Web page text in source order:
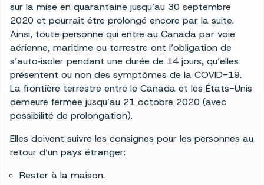
sur la mise en quarantaine jusqu’au 30 septembre
2020 et pourrait être prolongé encore par la suite.
Ainsi, toute personne qui entre au Canada par voie
aérienne, maritime ou terrestre ont l’obligation de
s’auto‑isoler pendant une durée de 14 jours, qu’elles
présentent ou non des symptômes de la COVID-19.
La frontière terrestre entre le Canada et les États-Unis
demeure fermée jusqu’au 21 octobre 2020 (avec
possibilité de prolongation).
Elles doivent suivre les consignes pour les personnes au
retour d’un pays étranger:
Rester à la maison.